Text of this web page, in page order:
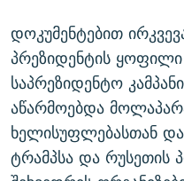
დოკუმენტებით
პრეზიდენტის
საპრეზიდენტო
აწარმოებდა
ხელისუფლებასთან
ტრამპსა და რუსეთის